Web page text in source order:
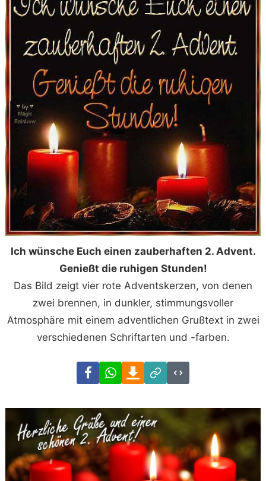
Ich wünsche Euch einen zauberhaften 2. Advent.
Genießt die ruhigen Stunden!
Das Bild zeigt vier rote Adventskerzen, von denen
zwei brennen, in dunkler, stimmungsvoller
Atmosphäre mit einem adventlichen Grußtext in zwei
verschiedenen Schriftarten und -farben.
FacebookWhatsAppDownload
Link
Code